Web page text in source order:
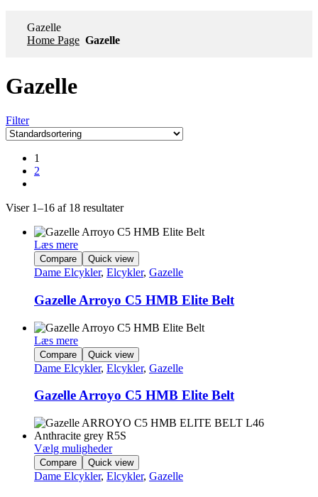
Gazelle
Home Page Gazelle
Gazelle
Filter
1
2
Viser 1–16 af 18 resultater
Læs mere
Compare Quick view
Dame Elcykler, Elcykler, Gazelle
Gazelle Arroyo C5 HMB Elite Belt
Læs mere
Compare Quick view
Dame Elcykler, Elcykler, Gazelle
Gazelle Arroyo C5 HMB Elite Belt
Vælg muligheder
Dette
vare
Compare Quick view
Dame Elcykler, Elcykler, Gazelle